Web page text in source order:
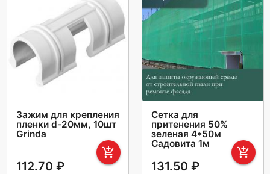
Зажим для крепления
пленки d-20мм, 10шт
Grinda
add_shopping_cart
112.70 ₽
Сетка для
притенения 50%
зеленая 4*50м
Садовита 1м
add_shopping_cart
131.50 ₽